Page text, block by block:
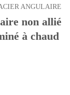
ANGULAIRE
non allié
à chaud